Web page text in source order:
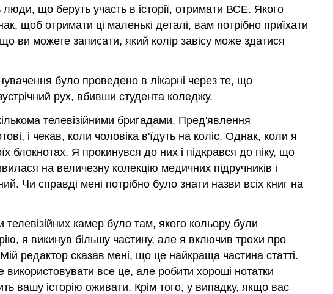
що беруть участь в історії, отримати ВСЕ. Якого
щоб отримати ці маленькі деталі, вам потрібно приїхати
ви можете записати, який колір завісу може здатися
було проведено в лікарні через те, що
рух, вбивши студента коледжу.
телевізійними бригадами. Пред'явлення
і чекав, коли чоловіка в'їдуть на коліс. Однак, коли я
Я прокинувся до них і підкрався до піку, що
на величезну колекцію медичних підручників і
Чи справді мені потрібно було знати назви всіх книг на
камер було там, якого кольору були
я викинув більшу частину, але я включив трохи про
редактор сказав мені, що це найкраща частина статті.
використовувати все це, але робити хороші нотатки
вашу історію оживати. Крім того, у випадку, якщо вас